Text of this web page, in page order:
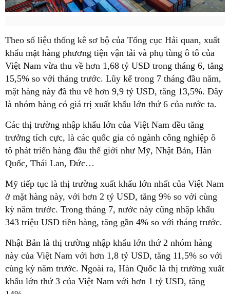
Theo số liệu thống kê sơ bộ của Tổng cục Hải quan, xuất
khẩu mặt hàng phương tiện vận tải và phụ tùng ô tô của
Việt Nam vừa thu về hơn 1,68 tỷ USD trong tháng 6, tăng
15,5% so với tháng trước. Lũy kế trong 7 tháng đầu năm,
mặt hàng này đã thu về hơn 9,9 tỷ USD, tăng 13,5%. Đây
là nhóm hàng có giá trị xuất khẩu lớn thứ 6 của nước ta.
Các thị trường nhập khẩu lớn của Việt Nam đều tăng
trưởng tích cực, là các quốc gia có ngành công nghiệp ô
tô phát triển hàng đầu thế giới như Mỹ, Nhật Bản, Hàn
Quốc, Thái Lan, Đức…
Mỹ tiếp tục là thị trường xuất khẩu lớn nhất của Việt Nam
ở mặt hàng này, với hơn 2 tỷ USD, tăng 9% so với cùng
kỳ năm trước. Trong tháng 7, nước này cũng nhập khẩu
343 triệu USD tiền hàng, tăng gần 4% so với tháng trước.
Nhật Bản là thị trường nhập khẩu lớn thứ 2 nhóm hàng
này của Việt Nam với hơn 1,8 tỷ USD, tăng 11,5% so với
cùng kỳ năm trước. Ngoài ra, Hàn Quốc là thị trường xuất
khẩu lớn thứ 3 của Việt Nam với hơn 1 tỷ USD, tăng